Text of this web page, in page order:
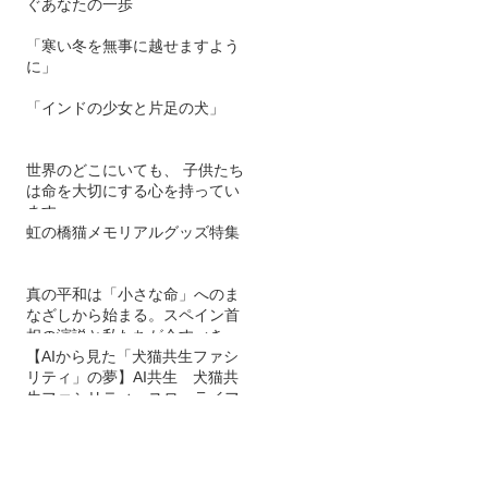
ぐあなたの一歩
「寒い冬を無事に越せますよう
に」
「インドの少女と片足の犬」
世界のどこにいても、 子供たち
は命を大切にする心を持ってい
ます。
虹の橋猫メモリアルグッズ特集
真の平和は「小さな命」へのま
なざしから始まる。スペイン首
相の演説と私たちが今すべきこ
と【AIから見た「犬猫共生ファシ
リティ」の夢】AI共生 犬猫共
生ファシリティ スローライフ